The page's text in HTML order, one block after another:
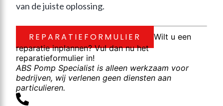
van de juiste oplossing.
REPARATIEFORMULIER
Wilt u een
reparatie inplannen? Vul dan nu het
reparatieformulier in!
ABS Pomp Specialist is alleen werkzaam voor
bedrijven, wij verlenen geen diensten aan
particulieren.